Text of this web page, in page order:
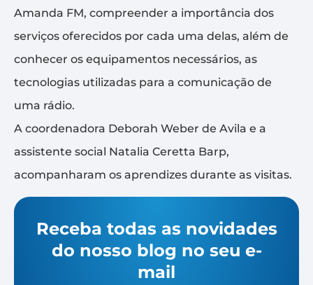
Amanda FM, compreender a importância dos
serviços oferecidos por cada uma delas, além de
conhecer os equipamentos necessários, as
tecnologias utilizadas para a comunicação de
uma rádio.
A coordenadora Deborah Weber de Avila e a
assistente social Natalia Ceretta Barp,
acompanharam os aprendizes durante as visitas.
Receba todas as novidades
do nosso blog no seu e-
mail